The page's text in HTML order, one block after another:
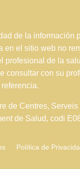
de la información
en el sitio web no
profesional de la
consultar con su
de Centres,
de Salud, codi
Política de